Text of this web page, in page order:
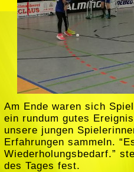
Am Ende waren sich
ein rundum gutes
unsere jungen
Erfahrungen sammeln.
Wiederholungsbedarf.”
des Tages fest.